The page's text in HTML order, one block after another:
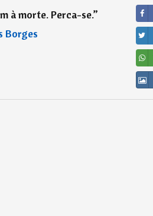
à morte. Perca-se.”
Borges